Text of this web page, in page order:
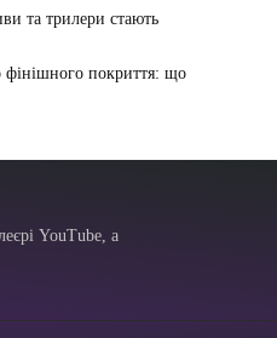
та трилери стають
фінішного покриття: що
YouTube, а